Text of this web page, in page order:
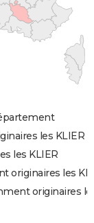
les KLIER
les KLIER
originaires les
originaires